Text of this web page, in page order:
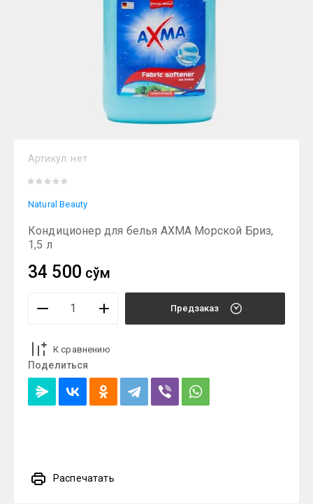
Артикул: нет
Natural Beauty
Кондиционер для белья AXMA Морской Бриз,
1,5 л
34 500 сўм
Предзаказ
К сравнению
Поделиться
Распечатать